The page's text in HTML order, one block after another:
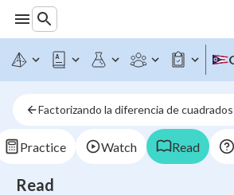
Factorizando la diferencia de
Practice Watch Read
Read